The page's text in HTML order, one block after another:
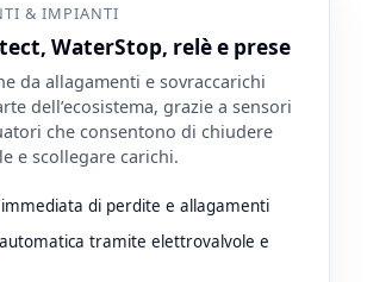
& IMPIANTI
WaterStop, relè e prese
da allagamenti e sovraccarichi
dell’ecosistema, grazie a sensori
che consentono di chiudere
e scollegare carichi.
immediata di perdite e allagamenti
tramite elettrovalvole e